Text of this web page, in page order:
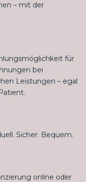
– mit der
für
bei
Leistungen – egal
Sicher. Bequem.
online oder